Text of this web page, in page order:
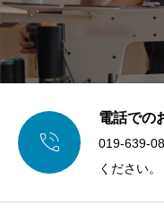

電話での
019-639-
ください。